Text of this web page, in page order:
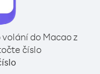
volání do Macao z
číslo